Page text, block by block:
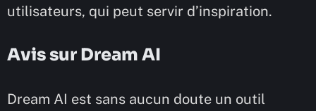
utilisateurs, qui peut servir d’inspiration.
Avis sur Dream AI
Dream AI est sans aucun doute un outil